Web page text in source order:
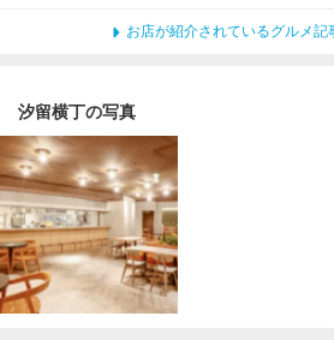
お店が紹介されているグルメ記
汐留横丁の写真